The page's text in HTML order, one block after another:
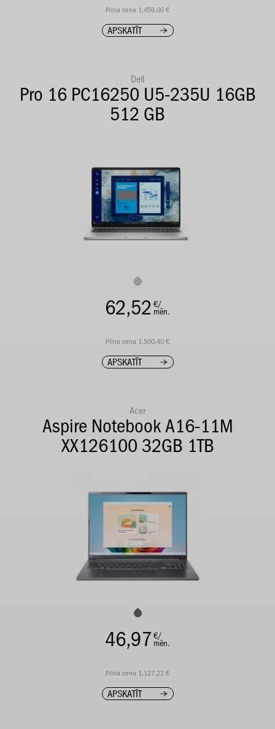
Pilna cena 1,459,00 €
APSKATĪT
Dell
Pro 16 PC16250 U5-235U 16GB
512 GB
62,52 €/
mēn.
Pilna cena 1,500,40 €
APSKATĪT
Acer
Aspire Notebook A16-11M
XX126100 32GB 1TB
46,97 €/
mēn.
Pilna cena 1,127,22 €
APSKATĪT